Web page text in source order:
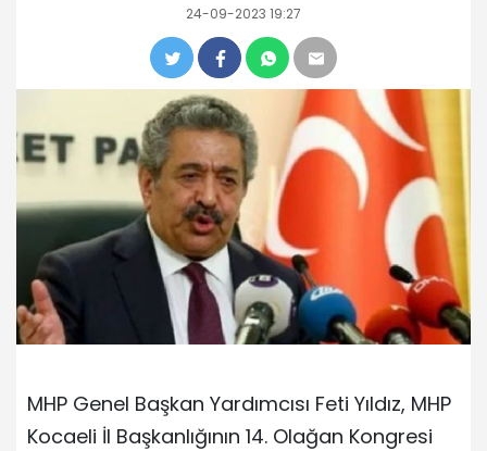
24-09-2023 19:27
MHP Genel Başkan Yardımcısı Feti Yıldız, MHP
Kocaeli İl Başkanlığının 14. Olağan Kongresi